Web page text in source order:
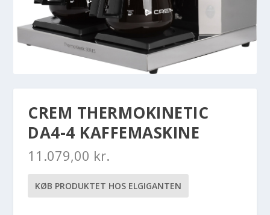
CREM THERMOKINETIC
DA4-4 KAFFEMASKINE
11.079,00 kr.
KØB PRODUKTET HOS ELGIGANTEN